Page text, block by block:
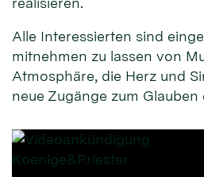
Alle Interessierten sind
mitnehmen zu lassen von
Atmosphäre, die Herz und
neue Zugänge zum Glauben